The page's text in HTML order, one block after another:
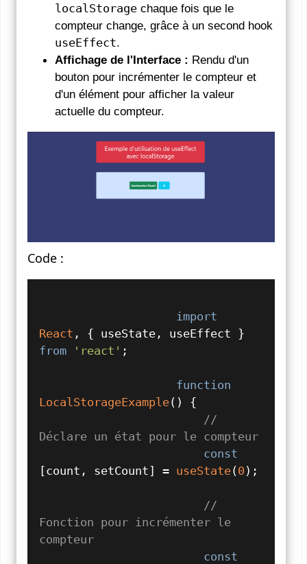
localStorage chaque fois que le
compteur change, grâce à un second hook
useEffect.
Affichage de l'Interface : Rendu d'un
bouton pour incrémenter le compteur et
d'un élément pour afficher la valeur
actuelle du compteur.
Code :
import
React
from
'react' ;
function
LocalStorageExample( ) {
//
Déclare un état pour le compteur
const
[count, setCount] = useState(0 );
//
Fonction pour incrémenter le
compteur
const